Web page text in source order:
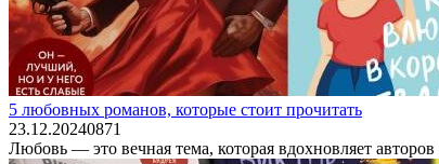
5 любовных романов, которые стоит прочитать
23.12.20240871
Любовь — это вечная тема, которая вдохновляет